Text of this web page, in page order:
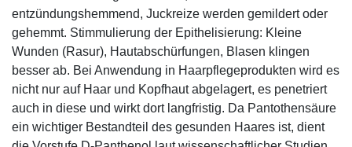
entzündungshemmend, Juckreize werden gemildert oder
gehemmt. Stimmulierung der Epithelisierung: Kleine
Wunden (Rasur), Hautabschürfungen, Blasen klingen
besser ab. Bei Anwendung in Haarpflegeprodukten wird es
nicht nur auf Haar und Kopfhaut abgelagert, es penetriert
auch in diese und wirkt dort langfristig. Da Pantothensäure
ein wichtiger Bestandteil des gesunden Haares ist, dient